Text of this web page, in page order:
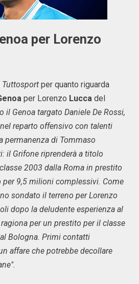
per Lorenzo
Tuttosport per quanto riguarda
per Lorenzo Lucca del
il Genoa targato Daniele De Rossi,
reparto offensivo con talenti
permanenza di Tommaso
il Grifone riprenderà a titolo
2003 dalla Roma in prestito
9,5 milioni complessivi. Come
sondato il terreno per Lorenzo
dopo la deludente esperienza al
per un prestito per il classe
Bologna. Primi contatti
affare che potrebbe decollare